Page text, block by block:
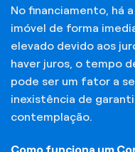
No financiamento, há
imóvel de forma
elevado devido aos
haver juros, o tempo
pode ser um fator a
inexistência de
contemplação.